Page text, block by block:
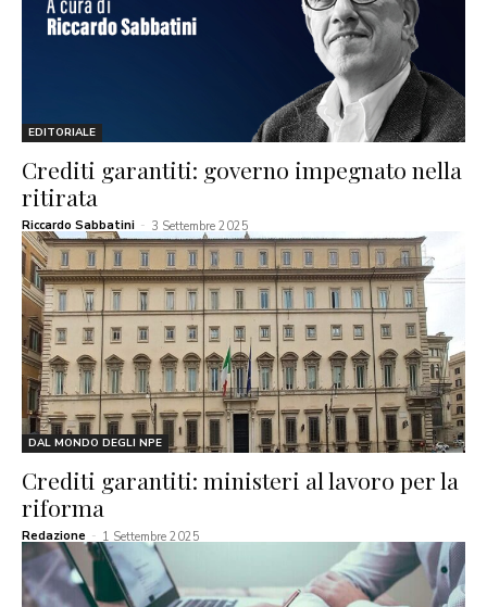
EDITORIALE
Crediti garantiti: governo impegnato nella
ritirata
Riccardo Sabbatini - 3 Settembre 2025
DAL MONDO DEGLI NPE
Crediti garantiti: ministeri al lavoro per la
riforma
Redazione - 1 Settembre 2025